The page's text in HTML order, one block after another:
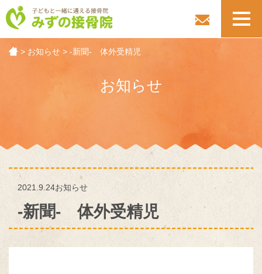
> お知らせ >-新聞- 体外受精児
お知らせ
2021.9.24お知らせ
-新聞- 体外受精児